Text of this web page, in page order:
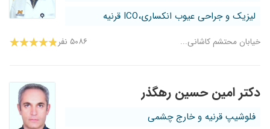
لیزیک و جراحی عیوب انکساری،ICO قرنیه
خیابان محتشم کاشانی... ۵۰۸۶ نفر
دکتر امین حسین رهگذر
فلوشیپ قرنیه و خارج چشمی